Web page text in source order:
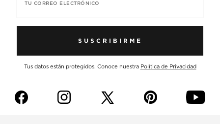
TU CORREO ELECTRÓNICO
SUSCRIBIRME
Tus datos están protegidos. Conoce nuestra Política de Privacidad
f i p y